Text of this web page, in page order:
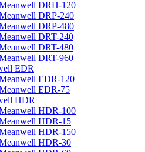
DRH-120
DRP-240
DRP-480
DRT-240
DRT-480
DRT-960
EDR
EDR-120
EDR-75
HDR
HDR-100
HDR-15
HDR-150
HDR-30